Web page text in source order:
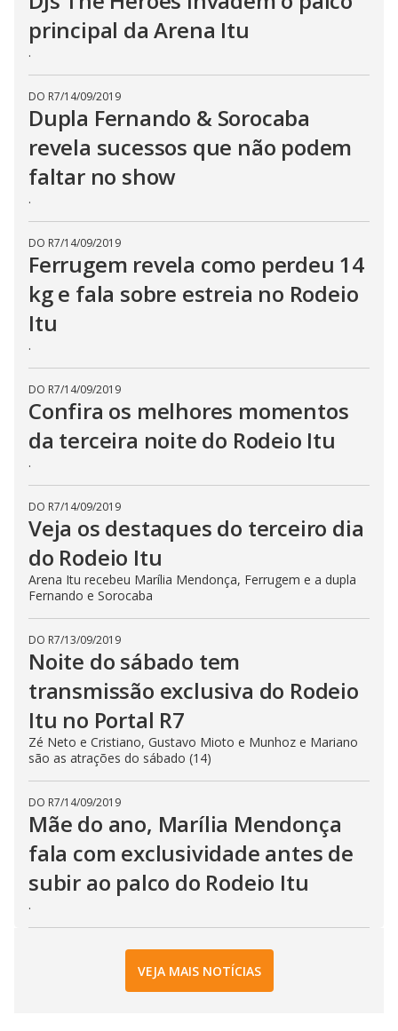
principal da Arena Itu
.
DO R7/14/09/2019
Dupla Fernando & Sorocaba
revela sucessos que não podem
faltar no show
.
DO R7/14/09/2019
Ferrugem revela como perdeu 14
kg e fala sobre estreia no Rodeio
Itu
.
DO R7/14/09/2019
Confira os melhores momentos
da terceira noite do Rodeio Itu
.
DO R7/14/09/2019
Veja os destaques do terceiro dia
do Rodeio Itu
Arena Itu recebeu Marília Mendonça, Ferrugem e a dupla
Fernando e Sorocaba
DO R7/13/09/2019
Noite do sábado tem
transmissão exclusiva do Rodeio
Itu no Portal R7
Zé Neto e Cristiano, Gustavo Mioto e Munhoz e Mariano
são as atrações do sábado (14)
DO R7/14/09/2019
Mãe do ano, Marília Mendonça
fala com exclusividade antes de
subir ao palco do Rodeio Itu
.
VEJA MAIS NOTÍCIAS